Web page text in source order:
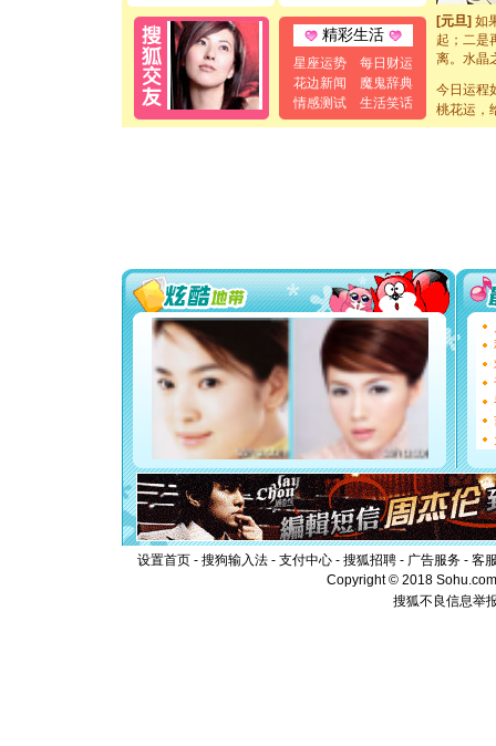
精彩生活
星座运势
每日财运
花边新闻
魔鬼辞典
情感测试
生活笑话
[元旦]如
起；二是
离。水晶
[元旦]当
泣，这
卖了。水
[春节]风
要平安！
[圣诞节]
能正大
都要快乐
[圣诞节]
如意,快
[元旦]
看
断电。
你是我
[元旦]
如
起；二
离。水晶
[元旦]当
泣，这痛
卖了。水
[春节] 风
颜！冬去
[春节]传
今日运程
桃花运，
设置首页 - 搜狗输入法 - 支付中心 - 搜狐招聘 - 广告服务 - 客
Copyright © 2018
搜狐不良信息举